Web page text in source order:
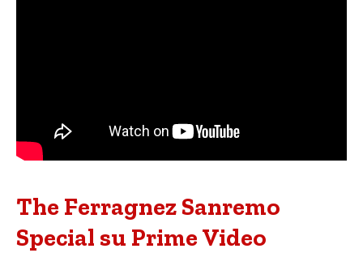
The Ferragnez Sanremo
Special su Prime Video